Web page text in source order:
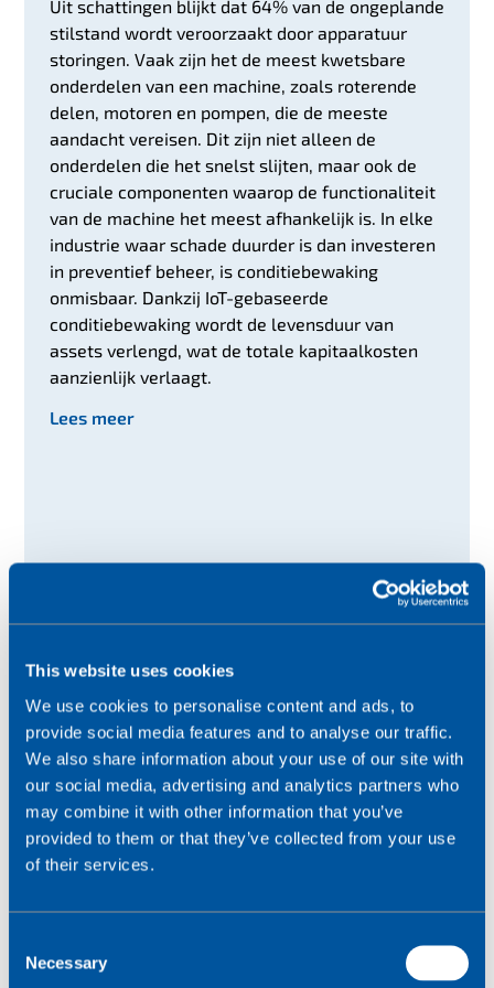
This website uses cookies
We use cookies to personalise content and ads, to
provide social media features and to analyse our traffic.
We also share information about your use of our site with
our social media, advertising and analytics partners who
may combine it with other information that you’ve
provided to them or that they’ve collected from your use
of their services.
Necessary
Uit schattingen blijkt dat 64% van de ongeplande
stilstand wordt veroorzaakt door apparatuur
storingen. Vaak zijn het de meest kwetsbare
onderdelen van een machine, zoals roterende
delen, motoren en pompen, die de meeste
aandacht vereisen. Dit zijn niet alleen de
onderdelen die het snelst slijten, maar ook de
cruciale componenten waarop de functionaliteit
van de machine het meest afhankelijk is. In elke
industrie waar schade duurder is dan investeren
in preventief beheer, is conditiebewaking
onmisbaar. Dankzij IoT-gebaseerde
conditiebewaking wordt de levensduur van
assets verlengd, wat de totale kapitaalkosten
aanzienlijk verlaagt.
Lees meer